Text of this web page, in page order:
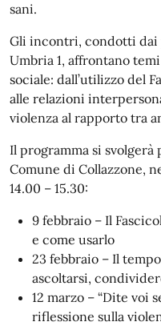
sani.
Gli incontri, condotti dai
Umbria 1, affrontano
sociale: dall’utilizzo del
alle relazioni
violenza al rapporto tra
Il programma si svolgerà
Comune di Collazzone,
14.00 – 15.30:
9 febbraio – Il
e come usarlo
23 febbraio – Il
ascoltarsi,
12 marzo – “Dite voi
riflessione sulla